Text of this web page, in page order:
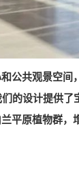
公共观景空
的设计提供
平原植物群，